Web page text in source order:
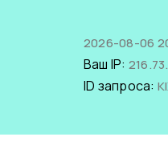
2026-08-06
Ваш IP:
ID запроса: